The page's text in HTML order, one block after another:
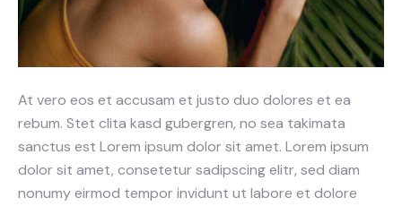
At vero eos et accusam et justo duo dolores et ea
rebum. Stet clita kasd gubergren, no sea takimata
sanctus est Lorem ipsum dolor sit amet. Lorem ipsum
dolor sit amet, consetetur sadipscing elitr, sed diam
nonumy eirmod tempor invidunt ut labore et dolore